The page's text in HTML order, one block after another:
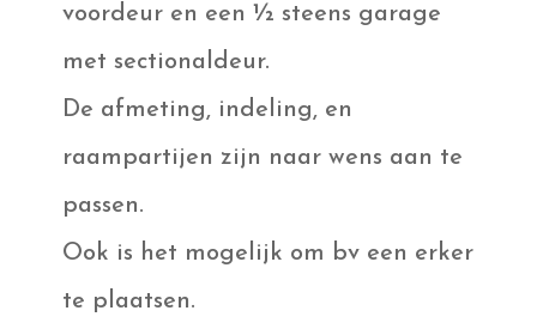
voordeur en een ½ steens garage
met sectionaldeur.
De afmeting, indeling, en
raampartijen zijn naar wens aan te
passen.
Ook is het mogelijk om bv een erker
te plaatsen.